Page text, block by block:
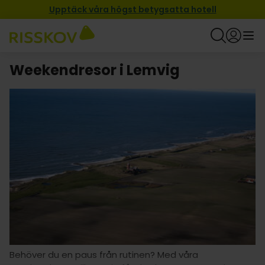
Upptäck våra högst betygsatta hotell
Weekendresor i Lemvig
Behöver du en paus från rutinen? Med våra